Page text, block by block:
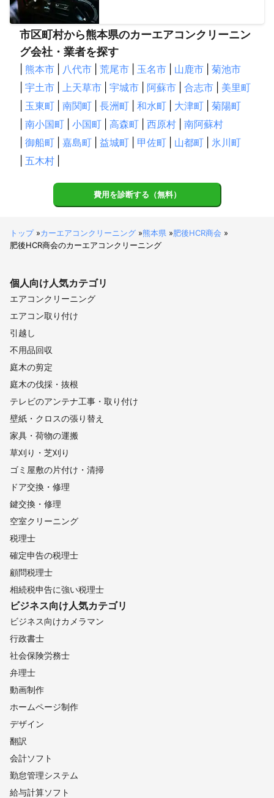
市区町村から熊本県のカーエアコンクリーニン
グ会社・業者を探す
熊本市 八代市 荒尾市 玉名市 山鹿市
菊池市
宇土市 上天草市 宇城市 阿蘇市 合志市
美里町
玉東町 南関町 長洲町 和水町 大津町
菊陽町
南小国町 小国町 高森町 西原村
南阿蘇村
御船町 嘉島町 益城町 甲佐町 山都町
氷川町
五木村
費用を診断する（無料）
トップ»カーエアコンクリーニング »熊本県 »肥後HCR商会 »
肥後HCR商会のカーエアコンクリーニング
個人向け人気カテゴリ
エアコンクリーニング
エアコン取り付け
引越し
不用品回収
庭木の剪定
庭木の伐採・抜根
テレビのアンテナ工事・取り付け
壁紙・クロスの張り替え
家具・荷物の運搬
草刈り・芝刈り
ゴミ屋敷の片付け・清掃
ドア交換・修理
鍵交換・修理
空室クリーニング
税理士
確定申告の税理士
顧問税理士
相続税申告に強い税理士
ビジネス向け人気カテゴリ
ビジネス向けカメラマン
行政書士
社会保険労務士
弁理士
動画制作
ホームページ制作
デザイン
翻訳
会計ソフト
勤怠管理システム
給与計算ソフト